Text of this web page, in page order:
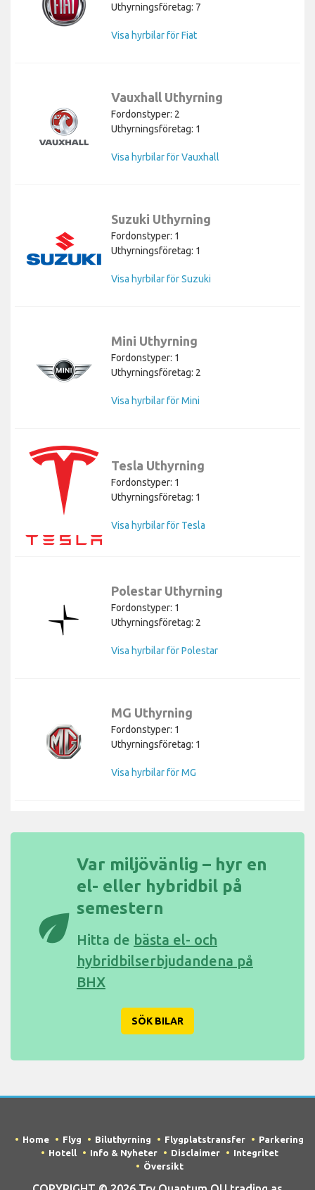
Uthyrningsföretag: 7
Visa hyrbilar för Fiat
Vauxhall Uthyrning
Fordonstyper: 2
Uthyrningsföretag: 1
Visa hyrbilar för Vauxhall
Suzuki Uthyrning
Fordonstyper: 1
Uthyrningsföretag: 1
Visa hyrbilar för Suzuki
Mini Uthyrning
Fordonstyper: 1
Uthyrningsföretag: 2
Visa hyrbilar för Mini
Tesla Uthyrning
Fordonstyper: 1
Uthyrningsföretag: 1
Visa hyrbilar för Tesla
Polestar Uthyrning
Fordonstyper: 1
Uthyrningsföretag: 2
Visa hyrbilar för Polestar
MG Uthyrning
Fordonstyper: 1
Uthyrningsföretag: 1
Visa hyrbilar för MG
eco
Var miljövänlig – hyr en
el- eller hybridbil på
semestern
Hitta de bästa el- och
hybridbilserbjudandena på
BHX
SÖK BILAR
Home Flyg Biluthyrning Flygplatstransfer
Parkering
Hotell
Info & Nyheter Disclaimer
Integritet
Översikt